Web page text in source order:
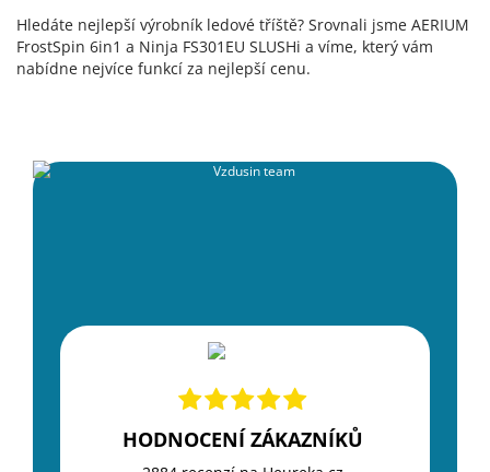
Hledáte nejlepší výrobník ledové tříště? Srovnali jsme AERIUM
FrostSpin 6in1 a Ninja FS301EU SLUSHi a víme, který vám
nabídne nejvíce funkcí za nejlepší cenu.
HODNOCENÍ ZÁKAZNÍKŮ